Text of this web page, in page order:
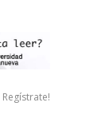
Regístrate!